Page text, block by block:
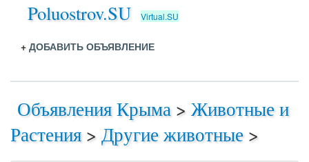
Poluostrov.SU Virtual.SU
+ ДОБАВИТЬ ОБЪЯВЛЕНИЕ
Объявления Крыма > Животные и
Растения > Другие животные>